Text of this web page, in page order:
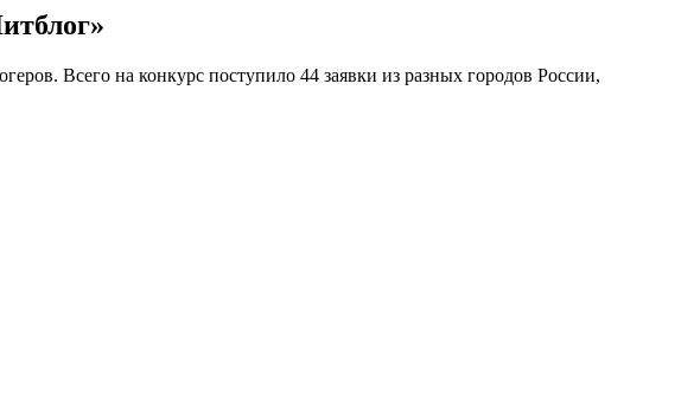
Всего на конкурс поступило 44 заявки из разных городов России,